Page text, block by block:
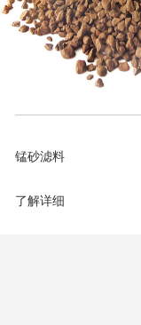
锰砂滤料
了解详细